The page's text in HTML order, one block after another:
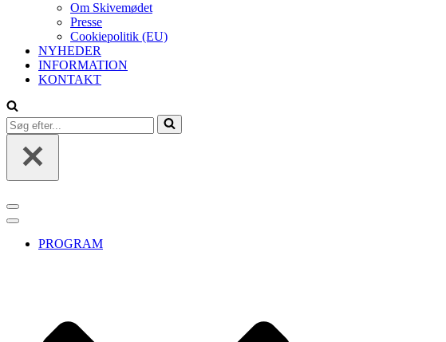
Om Skivemødet
Presse
Cookiepolitik (EU)
NYHEDER
INFORMATION
KONTAKT
Søg
efter...
Navigation
menu
Navigation
PROGRAM